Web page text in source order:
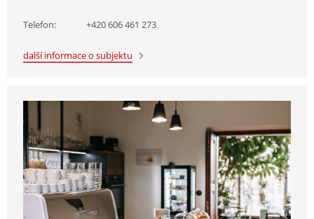
Telefon: +420 606 461 273
další informace o subjektu